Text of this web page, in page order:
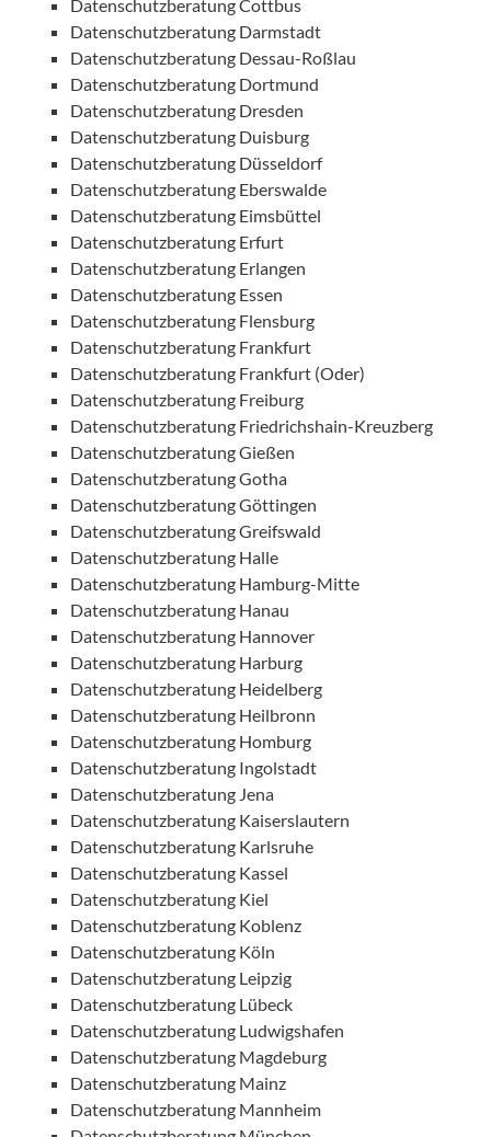
Datenschutzberatung Cottbus
Datenschutzberatung Darmstadt
Datenschutzberatung Dessau-Roßlau
Datenschutzberatung Dortmund
Datenschutzberatung Dresden
Datenschutzberatung Duisburg
Datenschutzberatung Düsseldorf
Datenschutzberatung Eberswalde
Datenschutzberatung Eimsbüttel
Datenschutzberatung Erfurt
Datenschutzberatung Erlangen
Datenschutzberatung Essen
Datenschutzberatung Flensburg
Datenschutzberatung Frankfurt
Datenschutzberatung Frankfurt (Oder)
Datenschutzberatung Freiburg
Datenschutzberatung Friedrichshain-Kreuzberg
Datenschutzberatung Gießen
Datenschutzberatung Gotha
Datenschutzberatung Göttingen
Datenschutzberatung Greifswald
Datenschutzberatung Halle
Datenschutzberatung Hamburg-Mitte
Datenschutzberatung Hanau
Datenschutzberatung Hannover
Datenschutzberatung Harburg
Datenschutzberatung Heidelberg
Datenschutzberatung Heilbronn
Datenschutzberatung Homburg
Datenschutzberatung Ingolstadt
Datenschutzberatung Jena
Datenschutzberatung Kaiserslautern
Datenschutzberatung Karlsruhe
Datenschutzberatung Kassel
Datenschutzberatung Kiel
Datenschutzberatung Koblenz
Datenschutzberatung Köln
Datenschutzberatung Leipzig
Datenschutzberatung Lübeck
Datenschutzberatung Ludwigshafen
Datenschutzberatung Magdeburg
Datenschutzberatung Mainz
Datenschutzberatung Mannheim